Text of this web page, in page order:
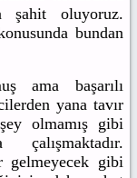
şahit oluyoruz.
bundan
ama başarılı
yana tavır
olmamış gibi
gelmeyecek gibi